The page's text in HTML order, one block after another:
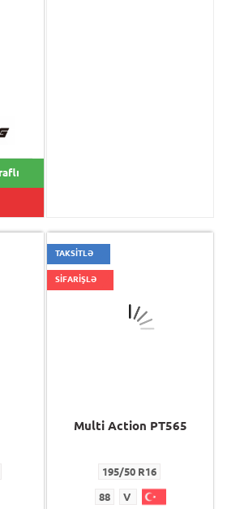
TAKSİTLƏ
SİFARİŞLƏ
Multi Action PT565
195/50 R16
88 V